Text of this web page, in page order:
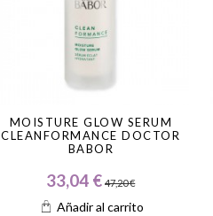
MOISTURE GLOW SERUM
CLEANFORMANCE DOCTOR
BABOR
33,04 € 47,20 €
Añadir al carrito